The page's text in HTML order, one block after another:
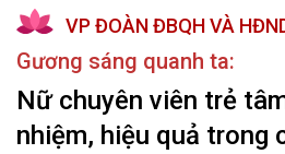
VP ĐOÀN ĐBQH VÀ
Gương sáng quanh ta:
Nữ chuyên viên trẻ
nhiệm, hiệu quả trong